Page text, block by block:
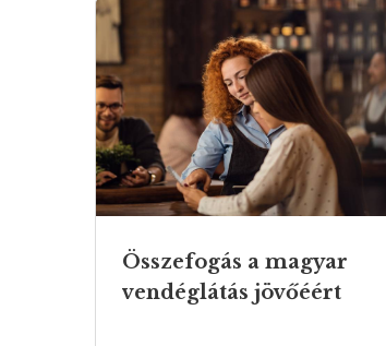
Összefogás a magyar
vendéglátás jövőéért